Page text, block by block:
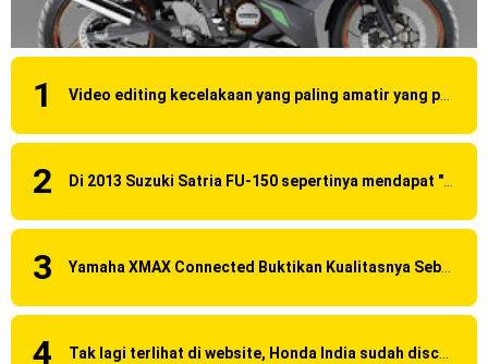
Video editing kecelakaan yang paling amatir yang pernah ane liat!
Di 2013 Suzuki Satria FU-150 sepertinya mendapat "revisi" pada headlamp
Yamaha XMAX Connected Buktikan Kualitasnya Sebagai Skutik Terbaik di Level Tertinggi
Tak lagi terlihat di website, Honda India sudah discontinue CBR 150R dan 250R ?